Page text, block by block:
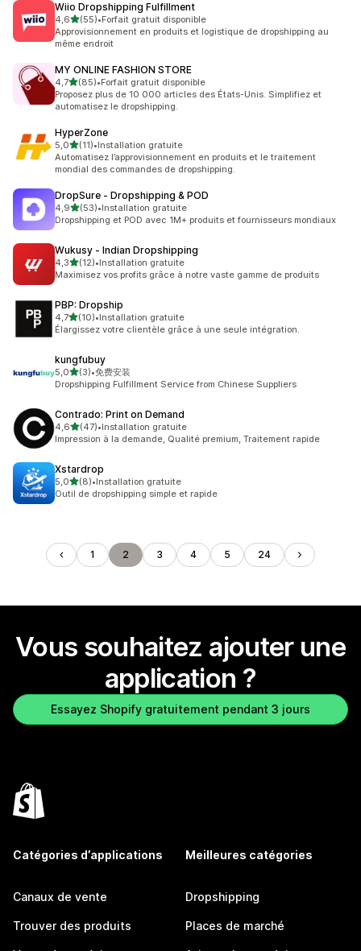
Wiio Dropshipping Fulfillment
4,6étoile(s) sur 5
(55)
55 avis au total
•Forfait gratuit disponible
Approvisionnement en produits et logistique de dropshipping au
même endroit
MY ONLINE FASHION STORE
4,7étoile(s) sur 5
(85)
85 avis au total
•Forfait gratuit disponible
Proposez plus de 10 000 articles des États-Unis. Simplifiez et
automatisez le dropshipping.
HyperZone
5,0étoile(s) sur 5
(11)
11 avis au total
•Installation gratuite
Automatisez l’approvisionnement en produits et le traitement
mondial des commandes de dropshipping.
DropSure ‑ Dropshipping & POD
4,9étoile(s) sur 5
(53)
53 avis au total
•Installation gratuite
Dropshipping et POD avec 1M+ produits et fournisseurs mondiaux
Wukusy ‑ Indian Dropshipping
4,3étoile(s) sur 5
(12)
12 avis au total
•Installation gratuite
Maximisez vos profits grâce à notre vaste gamme de produits
PBP: Dropship
4,7étoile(s) sur 5
(10)
10 avis au total
•Installation gratuite
Élargissez votre clientèle grâce à une seule intégration.
kungfubuy
5,0étoile(s) sur 5
(3)
3 avis au total
•免费安装
Dropshipping Fulfillment Service from Chinese Suppliers
Contrado: Print on Demand
4,6étoile(s) sur 5
(47)
47 avis au total
•Installation gratuite
Impression à la demande, Qualité premium, Traitement rapide
Xstardrop
5,0étoile(s) sur 5
(8)
8 avis au total
•Installation gratuite
Outil de dropshipping simple et rapide
1 2 3 4 5 24
Vous souhaitez ajouter une
application ?
Essayez Shopify gratuitement pendant 3 jours
Catégories d’applications
Canaux de vente
Trouver des produits
Meilleures catégories
Dropshipping
Places de marché